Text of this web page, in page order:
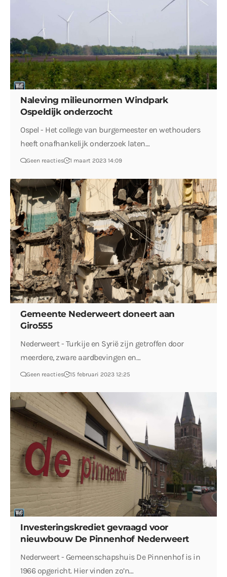
Naleving milieunormen Windpark
Ospeldijk onderzocht
Ospel - Het college van burgemeester en wethouders
heeft onafhankelijk onderzoek laten…
Geen reacties 1 maart 2023 14:09
Gemeente Nederweert doneert aan
Giro555
Nederweert - Turkije en Syrië zijn getroffen door
meerdere, zware aardbevingen en…
Geen reacties 15 februari 2023 12:25
Investeringskrediet gevraagd voor
nieuwbouw De Pinnenhof Nederweert
Nederweert - Gemeenschapshuis De Pinnenhof is in
1966 opgericht. Hier vinden zo’n…